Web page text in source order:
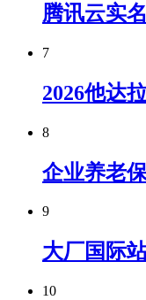
腾讯云实
7
2026他达
8
企业养老
9
大厂国际
10